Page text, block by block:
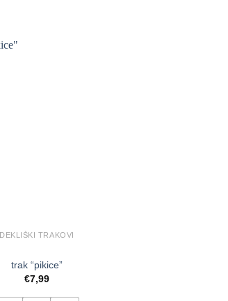
DEKLIŠKI TRAKOVI
trak “pikice”
€7,99